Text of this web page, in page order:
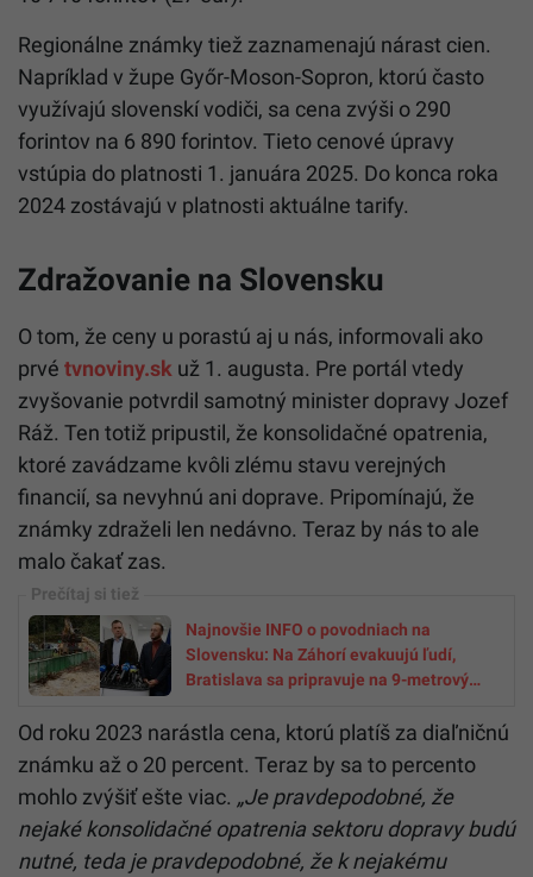
Regionálne známky tiež zaznamenajú nárast cien.
Napríklad v župe Győr-Moson-Sopron, ktorú často
využívajú slovenskí vodiči, sa cena zvýši o 290
forintov na 6 890 forintov. Tieto cenové úpravy
vstúpia do platnosti 1. januára 2025. Do konca roka
2024 zostávajú v platnosti aktuálne tarify.
Zdražovanie na Slovensku
O tom, že ceny u porastú aj u nás, informovali ako
prvé tvnoviny.sk už 1. augusta. Pre portál vtedy
zvyšovanie potvrdil samotný minister dopravy Jozef
Ráž. Ten totiž pripustil, že konsolidačné opatrenia,
ktoré zavádzame kvôli zlému stavu verejných
financií, sa nevyhnú ani doprave. Pripomínajú, že
známky zdraželi len nedávno. Teraz by nás to ale
malo čakať zas.
Najnovšie INFO o povodniach na
Slovensku: Na Záhorí evakuujú ľudí,
Bratislava sa pripravuje na 9-metrový
Od roku 2023 narástla cena, ktorú platíš za diaľničnú
známku až o 20 percent. Teraz by sa to percento
mohlo zvýšiť ešte viac. „Je pravdepodobné, že
nejaké konsolidačné opatrenia sektoru dopravy budú
nutné, teda je pravdepodobné, že k nejakému